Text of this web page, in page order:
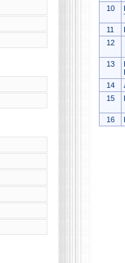
10
11
12
13
14
15
16